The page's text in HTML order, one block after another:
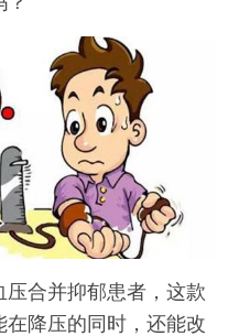
合并抑郁患者，这款
降压的同时，还能改